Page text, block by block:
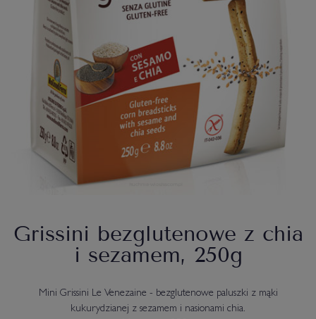
Grissini bezglutenowe z chia
i sezamem, 250g
Mini Grissini Le Venezaine - bezglutenowe paluszki z mąki
kukurydzianej z sezamem i nasionami chia.